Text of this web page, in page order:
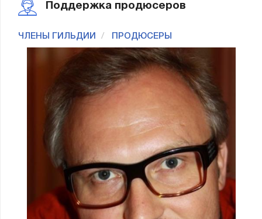
Поддержка продюсеров
ЧЛЕНЫ ГИЛЬДИИ ПРОДЮСЕРЫ